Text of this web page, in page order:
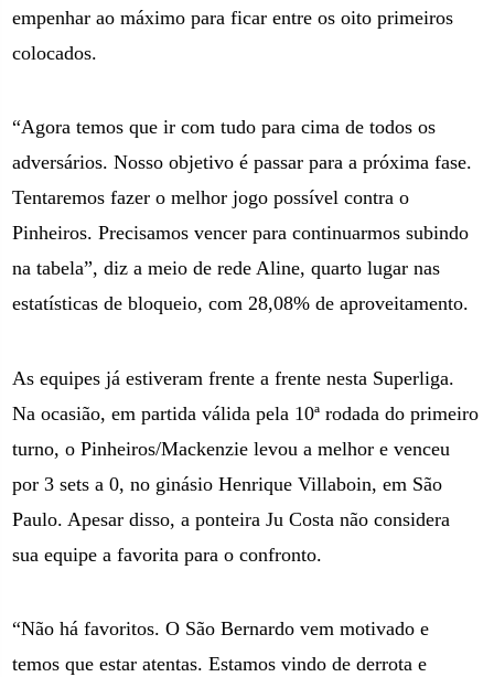
empenhar ao máximo para ficar entre os oito primeiros
colocados.
“Agora temos que ir com tudo para cima de todos os
adversários. Nosso objetivo é passar para a próxima fase.
Tentaremos fazer o melhor jogo possível contra o
Pinheiros. Precisamos vencer para continuarmos subindo
na tabela”, diz a meio de rede Aline, quarto lugar nas
estatísticas de bloqueio, com 28,08% de aproveitamento.
As equipes já estiveram frente a frente nesta Superliga.
Na ocasião, em partida válida pela 10ª rodada do primeiro
turno, o Pinheiros/Mackenzie levou a melhor e venceu
por 3 sets a 0, no ginásio Henrique Villaboin, em São
Paulo. Apesar disso, a ponteira Ju Costa não considera
sua equipe a favorita para o confronto.
“Não há favoritos. O São Bernardo vem motivado e
temos que estar atentas. Estamos vindo de derrota e